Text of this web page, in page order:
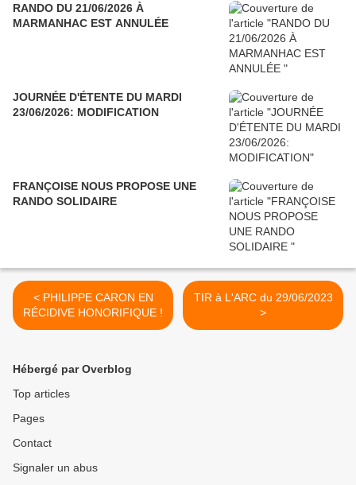
RANDO DU 21/06/2026 À
MARMANHAC EST ANNULÉE
JOURNÉE D'ÉTENTE DU MARDI
23/06/2026: MODIFICATION
FRANÇOISE NOUS PROPOSE UNE
RANDO SOLIDAIRE
< PHILIPPE CARON EN
RÉCIDIVE HONORIFIQUE !
TIR à L'ARC du 29/06/2023
>
Hébergé par Overblog
Top articles
Pages
Contact
Signaler un abus